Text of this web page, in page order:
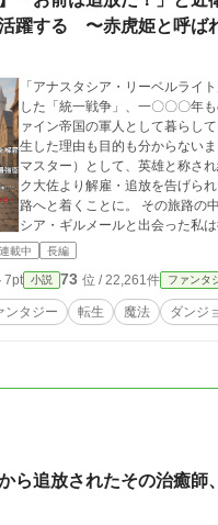
躍する 〜赤虎姫と呼ば
「アナスタシア・リーベルライト男爵令嬢……お前を
した「統一戦争」、一〇〇〇年
ァイン帝国の軍人として暮らし
生した理由も目的も分からない
マスター）として、英雄と称され終戦を迎えた。 戦後に帝都近衛部隊へと配
ク大佐より解雇・追放を告げら
路へと着くことに。 その旅路の中で望まない婚約から逃げ出してきた侯爵令嬢にして規格外の魔術師であるパトリ
シア・ギルメールと出会った私
シアの魔術を合わせてバディと
シアは次第に帝国全土を巻き込む陰謀の渦に巻き込
師令嬢パトリシア、二人の前に
連載中 長編
7pt 小説 73 位 / 22,261件 ファンタ
ンタジー 転生 魔法 ダンジ
ら追放されたその治癒師